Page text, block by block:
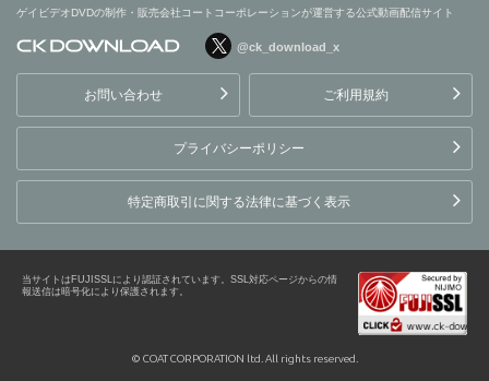
ゲイビデオDVDの制作・販売会社コートコーポレーションが運営する公式動画配信サイト
ョンが運営する公式動画配
信サイト
@ck_download_x
お問い合わせ ご利用規約
プライバシーポリシー
特定商取引に関する法律に基づく表示
当サイトはFUJISSLにより認証されています。SSL対応ページからの情
報送信は暗号化により保護されます。
© COAT CORPORATION ltd. All rights reserved.